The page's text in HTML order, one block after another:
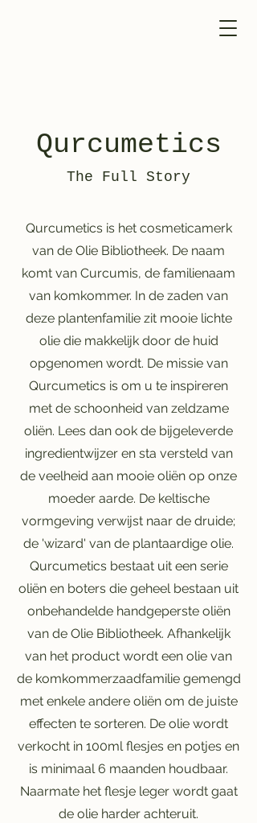
Qurcumetics
The Full Story
Qurcumetics is het cosmeticamerk
van de Olie Bibliotheek. De naam
komt van Curcumis, de familienaam
van komkommer. In de zaden van
deze plantenfamilie zit mooie lichte
olie die makkelijk door de huid
opgenomen wordt. De missie van
Qurcumetics is om u te inspireren
met de schoonheid van zeldzame
oliën. Lees dan ook de bijgeleverde
ingredientwijzer en sta versteld van
de veelheid aan mooie oliën op onze
moeder aarde. De keltische
vormgeving verwijst naar de druide;
de 'wizard' van de plantaardige olie.
Qurcumetics bestaat uit een serie
oliën en boters die geheel bestaan uit
onbehandelde handgeperste oliën
van de Olie Bibliotheek. Afhankelijk
van het product wordt een olie van
de komkommerzaadfamilie gemengd
met enkele andere oliën om de juiste
effecten te sorteren. De olie wordt
verkocht in 100ml flesjes en potjes en
is minimaal 6 maanden houdbaar.
Naarmate het flesje leger wordt gaat
de olie harder achteruit.